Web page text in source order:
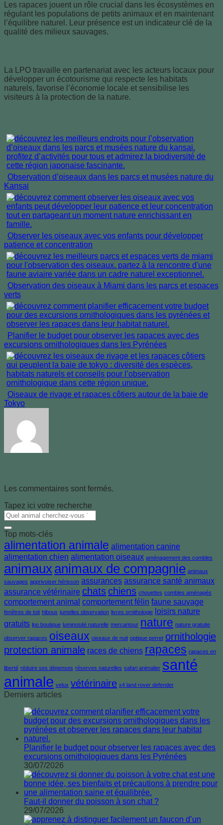
Les rapaces jouent un rôle crucial dans les écosystèmes en
régulant les populations de petits animaux et en maintenant
l’équilibre naturel. Leur présence est un indicateur clé de la
qualité des milieux sauvages.
La LPO travaille en partenariat avec les acteurs locaux pour
développer un écotourisme qui respecte les habitats
naturels, favorise l’économie locale et sensibilise les
visiteurs à la protection de la nature.
Observation d’oiseaux dans les parcs et musées nature du
Kansai
Observer les oiseaux avec vos enfants pour développer
patience et concentration
Observation des oiseaux à Miami dans les parcs et espaces
verts
Planifier le budget pour observer les rapaces avec des
excursions ornithologiques dans les Pyrénées
Oiseaux de rivage et rapaces côtiers autour de la baie de
Tokyo
Les commentaires sont fermés.
Tapez ici votre recherche
Top mots-clés
alimentation animale alimentation canine
alimentation chien alimentation oiseaux aménagement des combles
animaux animaux de compagnie animaux
sauvages apprivoiser hérisson assurances assurance santé animaux
assurance vétérinaire chats chiens chouettes combles aménagés
comportement animal comportement félin faune sauvage
fenêtres de toit hiboux jumelles observation livres ornithologie loisirs nature
gratuits lpo boutique luminosité naturelle mercantour nature nature gratuite
observer rapaces oiseaux oiseaux de nuit optique perret ornithologie
protection animale races de chiens rapaces rapaces en
liberté réduire ses dépenses réserves naturelles safari animalier santé
animale velux vétérinaire x4 land rover defender
Derniers articles
Planifier le budget pour observer les rapaces avec des
excursions ornithologiques dans les Pyrénées
30/07/2026
Faut-il donner du poisson à son chat ?
29/07/2026